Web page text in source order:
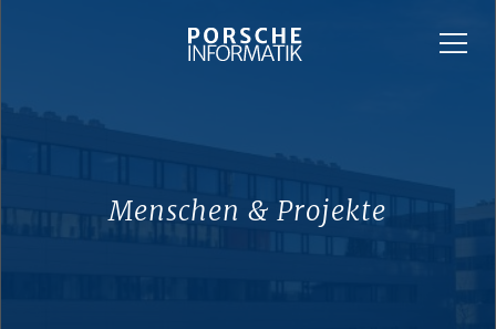
Menschen & Projekte